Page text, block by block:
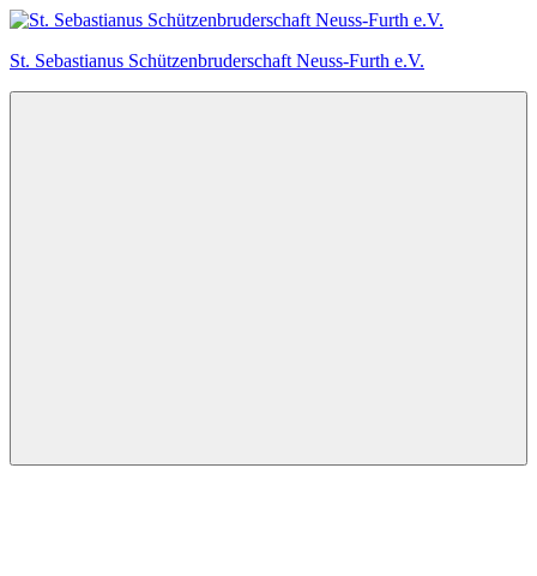
Zum
springen
St. Sebastianus Schützenbruderschaft Neuss-Furth e.V.